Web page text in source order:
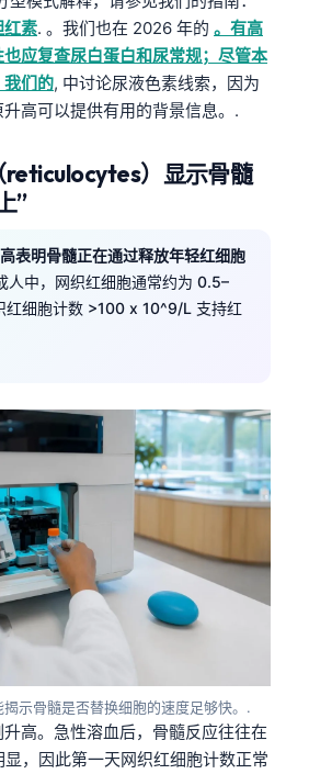
红素. 。我们也在 2026 年的 。有高
应复查尿白蛋白和尿常规；尽管本
我们的, 中讨论尿液色素线索，因为
高可以提供有用的背景信息。.
reticulocytes）显示骨髓
”
表明骨髓正在通过释放年轻红细胞
人中，网织红细胞通常约为 0.5–
红细胞计数 >100 x 10^9/L 支持红
揭示骨髓是否替换细胞的速度足够快。.
高。急性溶血后，骨髓反应往往在
，因此第一天网织红细胞计数正常